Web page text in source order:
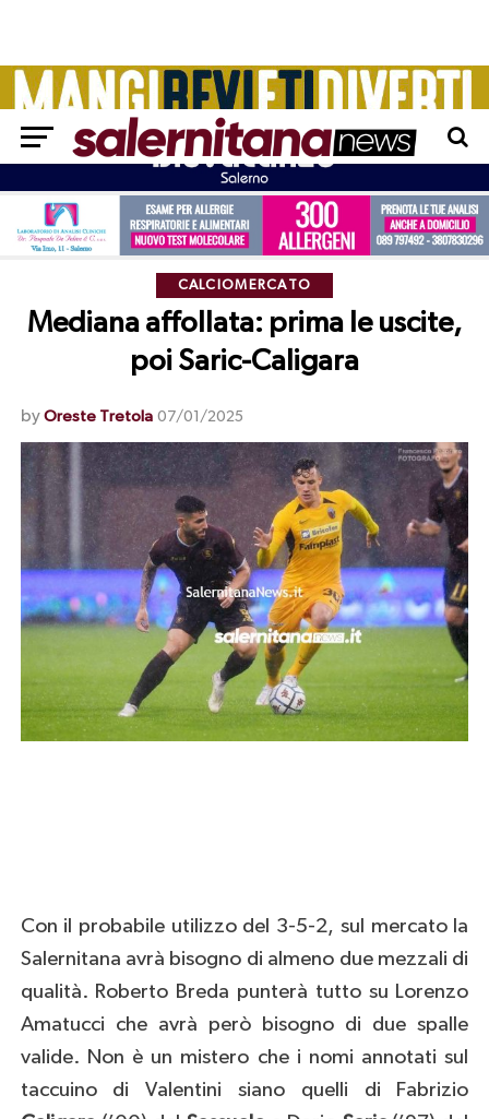
CALCIOMERCATO
Mediana affollata: prima le uscite,
poi Saric-Caligara
by Oreste Tretola 07/01/2025
Con il probabile utilizzo del 3-5-2, sul mercato la
Salernitana avrà bisogno di almeno due mezzali di
qualità. Roberto Breda punterà tutto su Lorenzo
Amatucci che avrà però bisogno di due spalle
valide. Non è un mistero che i nomi annotati sul
taccuino di Valentini siano quelli di Fabrizio